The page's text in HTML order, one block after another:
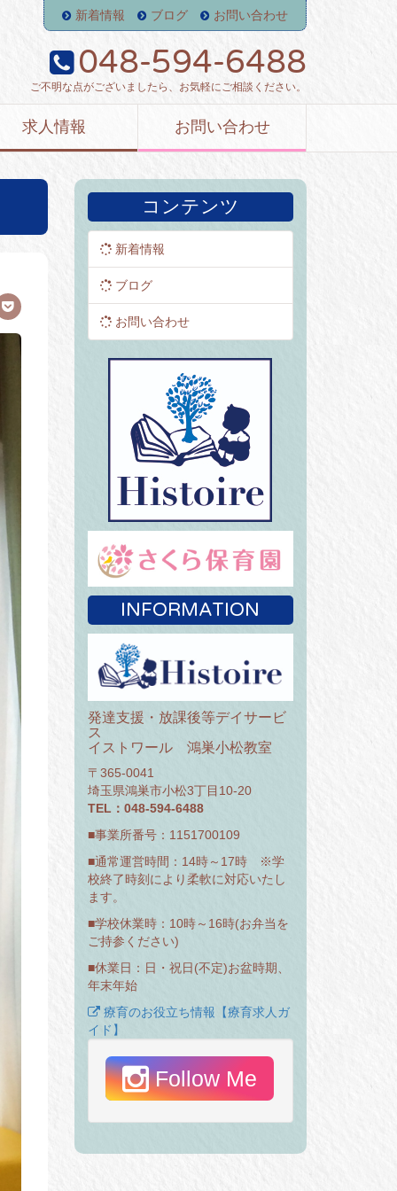
新着情報 ブログ お問い合わせ
048-594-6488
ご不明な点がございましたら、お気軽にご相談ください。
求人情報 お問い合わせ
コンテンツ
新着情報
ブログ
お問い合わせ
INFORMATION
発達支援・放課後等デイサービ
ス
イストワール 鴻巣小松教室
〒365-0041
埼玉県鴻巣市小松3丁目10-20
TEL：048-594-6488
■事業所番号：1151700109
■通常運営時間：14時～17時 ※学
校終了時刻により柔軟に対応いたし
ます。
■学校休業時：10時～16時(お弁当を
ご持参ください)
■休業日：日・祝日(不定)お盆時期、
年末年始
療育のお役立ち情報【療育求人ガ
イド】
Follow Me